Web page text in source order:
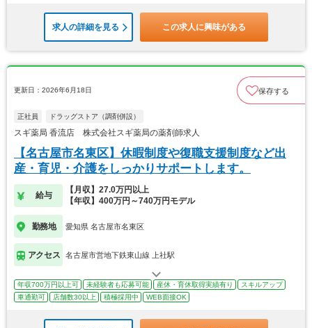
求人の詳細を見る この求人に興味がある
更新日：2026年6月18日 保存する
正社員 ドラッグストア（調剤併設）
スギ薬局 香流店 株式会社スギ薬局の薬剤師求人
【名古屋市名東区】休暇制度や復職支援制度など出
産・育児・介護をしっかりサポートします。
給与
【月収】27.0万円以上
【年収】400万円～740万円モデル
勤務地 愛知県 名古屋市名東区
アクセス 名古屋市営地下鉄東山線 上社駅
年収700万円以上可 未経験者も応募可能 産休・育休取得実績有り
スキルアップ
車通勤可
店舗数30以上 積極採用中 WEB面接OK